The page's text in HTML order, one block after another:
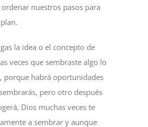
nuestros pasos para
la idea o el concepto de
veces que sembraste algo lo
porque habrá oportunidades
pero otro después
Dios muchas veces te
a sembrar y aunque